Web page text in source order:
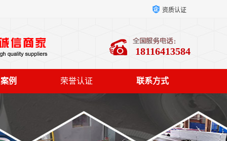
资质认证
18116413584
例 荣誉认证 联系方式